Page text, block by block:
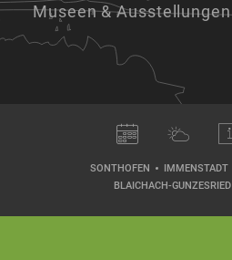
Museen & Ausstellungen
SONTHOFEN IMMENSTADT
BLAICHACH-GUNZESRIED